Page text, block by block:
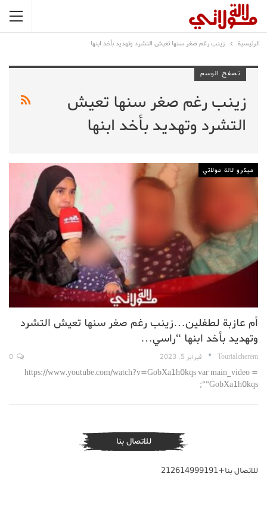
الرئيسية زينب رغم صغر سنها تعيش التشرد وتهديد بأخد ابنها
تصفح الوسم
زينب رغم صغر سنها تعيش
التشرد وتهديد بأخد ابنها
ميكرو لالة مولاتي
أم عازبة لطفلين…زينب رغم صغر سنها تعيش التشرد
وتهديد بأخد ابنها “راسي…
TouriaIcherem فبراير 5, 2023
https://www.youtube.com/watch?v=GobXa1h0kqs var main_video =
"GobXa1h0kqs";
للاتصال بنا
للاتصال بنا+212614999191